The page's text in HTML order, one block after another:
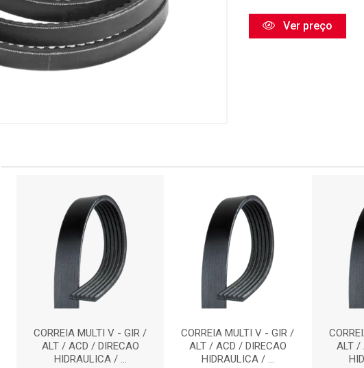
Ver preço
CORREIA MULTI V - GIR /
ALT / ACD / DIRECAO
HIDRAULICA / ...
CORREIA MULTI V - GIR /
ALT / ACD / DIRECAO
HIDRAULICA / ...
ALT /